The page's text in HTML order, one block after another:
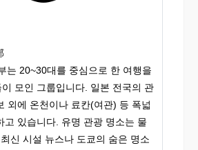
는 20~30대를 중심으로 한 여행을
모인 그룹입니다. 일본 전국의 관
외에 온천이나 료칸(여관) 등 폭넓
고 있습니다. 유명 관광 명소는 물
신 시설 뉴스나 도쿄의 숨은 명소